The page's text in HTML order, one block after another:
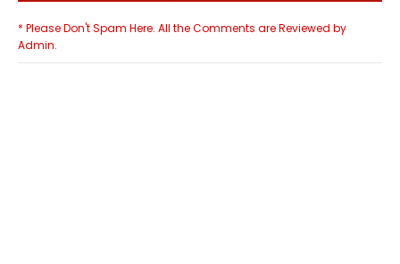
* Please Don't Spam Here. All the Comments are Reviewed by
Admin.